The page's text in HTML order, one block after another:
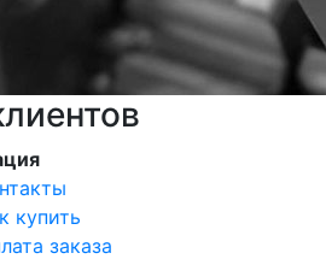
купить
заказа